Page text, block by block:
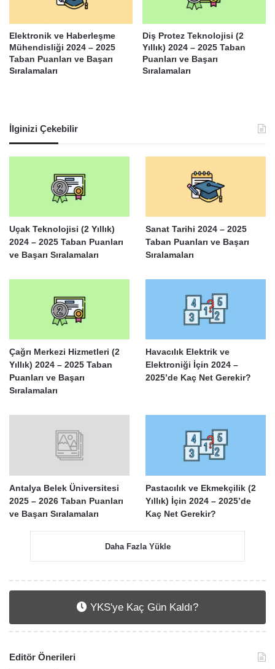
Elektronik ve Haberleşme
Mühendisliği 2024 – 2025
Taban Puanları ve Başarı
Sıralamaları
Diş Protez Teknolojisi (2
Yıllık) 2024 – 2025 Taban
Puanları ve Başarı
Sıralamaları
İlginizi Çekebilir
Uçak Teknolojisi (2 Yıllık)
2024 – 2025 Taban Puanları
ve Başarı Sıralamaları
Sanat Tarihi 2024 – 2025
Taban Puanları ve Başarı
Sıralamaları
Çağrı Merkezi Hizmetleri (2
Yıllık) 2024 – 2025 Taban
Puanları ve Başarı
Sıralamaları
Havacılık Elektrik ve
Elektroniği İçin 2024 –
2025’de Kaç Net Gerekir?
Antalya Belek Üniversitesi
2025 – 2026 Taban Puanları
ve Başarı Sıralamaları
Pastacılık ve Ekmekçilik (2
Yıllık) İçin 2024 – 2025’de
Kaç Net Gerekir?
Daha Fazla Yükle
YKS'ye Kaç Gün Kaldı?
Editör Önerileri